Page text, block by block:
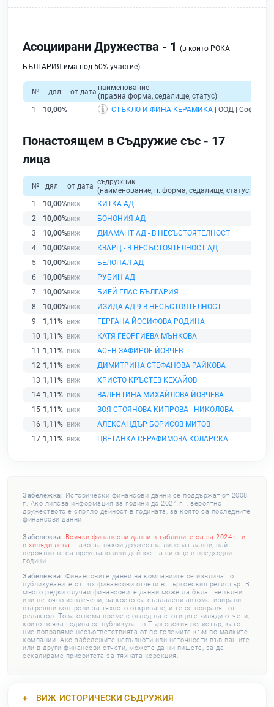
Асоциирани Дружества - 1 (в които РОКА
БЪЛГАРИЯ има под 50% участие)
№ дял от дата наименование
(правна форма, седалище, статус)
1
10,00% СТЪКЛО И ФИНА КЕРАМИКА | ООД | София |
Понастоящем в Съдружие със - 17
лица
№ дял от дата съдружник
(наименование, п. форма, седалище, статус /
1
10,00%
КИТКА АД
2
10,00%
БОНОНИЯ АД
3
10,00%
ДИАМАНТ АД - В НЕСЪСТОЯТЕЛНОСТ
4
10,00%
КВАРЦ - В НЕСЪСТОЯТЕЛНОСТ АД
5
10,00%
БЕЛОПАЛ АД
6
10,00%
РУБИН АД
7
10,00%
БИЕЙ ГЛАС БЪЛГАРИЯ
8
10,00%
ИЗИДА АД 9 В НЕСЪСТОЯТЕЛНОСТ
9
1,11%
ГЕРГАНА ЙОСИФОВА РОДИНА
10 1,11%
КАТЯ ГЕОРГИЕВА МЪНКОВА
11
1,11%
АСЕН ЗАФИРОЕ ЙОВЧЕВ
12 1,11%
ДИМИТРИНА СТЕФАНОВА РАЙКОВА
13 1,11%
ХРИСТО КРЪСТЕВ КЕХАЙОВ
14 1,11%
ВАЛЕНТИНА МИХАЙЛОВА ЙОВЧЕВА
15 1,11%
ЗОЯ СТОЯНОВА КИПРОВА - НИКОЛОВА
16 1,11%
АЛЕКСАНДЪР БОРИСОВ МИТОВ
17 1,11% ЦВЕТАНКА СЕРАФИМОВА КОЛАРСКА
Забележка: Исторически финансови данни се поддържат от 2008
г. Ако липсва информация за години до 2024 г. , вероятно
дружеството е спряло дейност в годината, за която са последните
финансови данни.
Забележка: Всички финансови данни в таблиците са за 2024 г. и
в хиляди лева – ако за някои дружества липсват данни, най-
вероятно те са преустановили дейността си още в предходни
години.
Забележка: Финансовите данни на компаниите се извличат от
публикуваните от тях финансови отчети в Търговския регистър. В
много редки случаи финансовите данни може да бъдат непълни
или неточно извлечени, за което са създадени автоматизирани
вътрешни контроли за тяхното откриване, и те се поправят от
редактор. Това отнема време с оглед на стотиците хиляди отчети,
които всяка година се публикуват в Търговския регистър, като
ние поправяме несъответствията от по-големите към по-малките
компании. Ако забележите непълноти или неточности във вашите
или в други финансови отчети, можете да ни пишете, за да
ескалираме приоритета за тяхната корекция.
ВИЖ ИСТОРИЧЕСКИ СЪДРУЖИЯ